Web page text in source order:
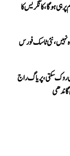
ہی ہوگا، کانگریس کا
نہیں، نئی ٹاسک فورس
روک سکتی، پریاگ راج